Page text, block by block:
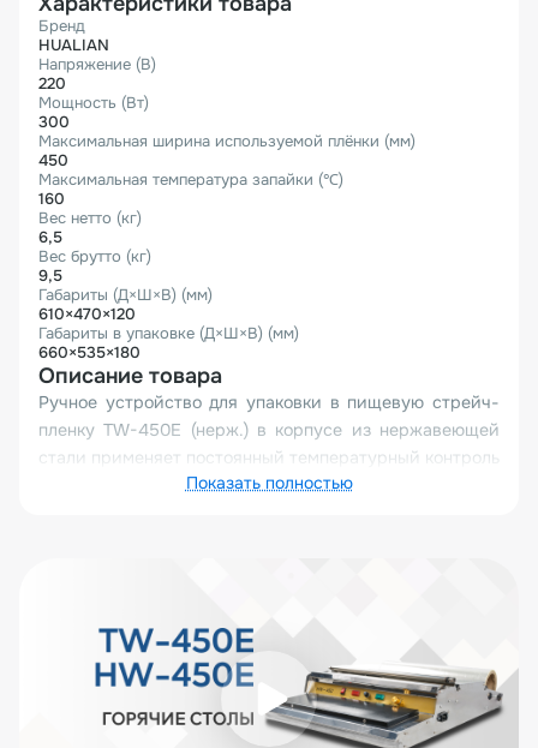
Бренд
HUALIAN
Напряжение (В)
220
Мощность (Вт)
300
Максимальная ширина используемой плёнки (мм)
450
Максимальная температура запайки (℃)
160
Вес нетто (кг)
6,5
Вес брутто (кг)
9,5
Габариты (Д×Ш×В) (мм)
610×470×120
Габариты в упаковке (Д×Ш×В) (мм)
660×535×180
Описание товара
Ручное устройство для упаковки в пищевую стрейч-
пленку TW-450E (нерж.) в корпусе из нержавеющей
стали применяет постоянный температурный контроль
обрезки и запайки. Такой контроль обеспечивает
Устройство широко применяется для упаковки
продукции в стрейч-пленку и является удобным
решением для супермаркетов и предприятий
общественного питания. Аппарат также подходит для
небольших производств, где требуется быстрая и
Показать полностью